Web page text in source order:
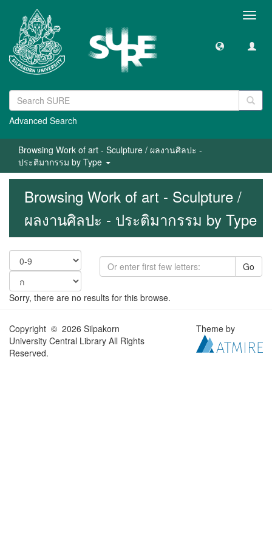
Advanced Search
Browsing Work of art - Sculpture / ผลงานศิลปะ -
ประติมากรรม by Type
Browsing Work of art - Sculpture /
ผลงานศิลปะ - ประติมากรรม by Type
Go
Sorry, there are no results for this browse.
Copyright © 2026 Silpakorn
University Central Library All Rights
Reserved.
Theme by